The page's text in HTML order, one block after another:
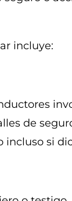
incluye:
de
si